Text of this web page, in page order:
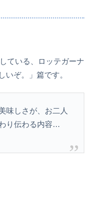
ている、ロッテガーナ
いぞ。」篇です。
味しさが、お二人
り伝わる内容…